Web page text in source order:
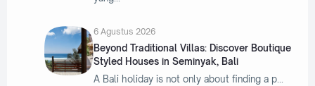
6 Agustus 2026
Beyond Traditional Villas: Discover Boutique
Styled Houses in Seminyak, Bali
A Bali holiday is not only about finding a p